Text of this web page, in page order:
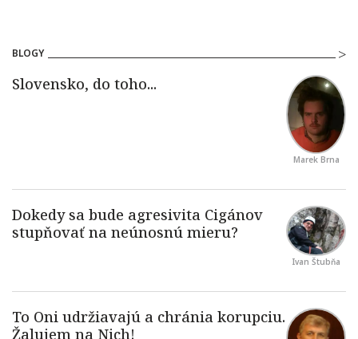
BLOGY
Marek Brna
Ivan Štubňa